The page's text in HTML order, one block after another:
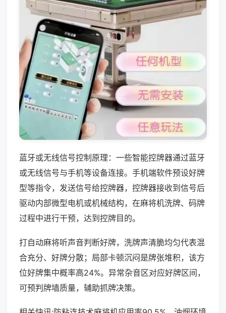
蓝牙或无线信号控制原理：一些智能控牌器通过蓝牙
或无线信号与手机等设备连接。手机端软件预设好牌
型等指令，发送信号给控牌器，控牌器接收到信号后
驱动内部微型电机或机械结构，在麻将机洗牌、码牌
过程中进行干预，达到控牌目的。
打自动麻将听声音判断好牌，洗牌声清脆均匀代表混
合充分、好牌分散；局部卡顿沉闷是牌张堆积，该方
位好牌集中概率高24%。异常杂音区对应好牌区间，
可预判牌墙质量，辅助抓牌决策。